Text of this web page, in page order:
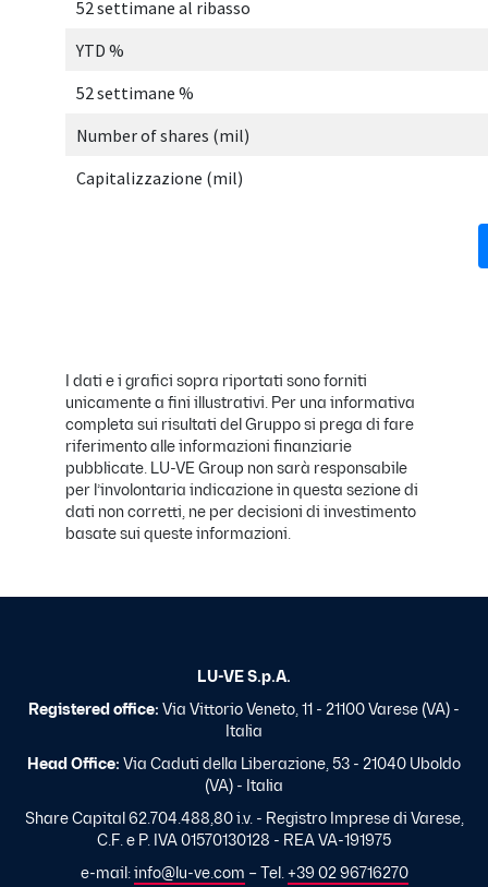
I dati e i grafici sopra riportati sono forniti
unicamente a fini illustrativi. Per una informativa
completa sui risultati del Gruppo si prega di fare
riferimento alle informazioni finanziarie
pubblicate. LU-VE Group non sarà responsabile
per l’involontaria indicazione in questa sezione di
dati non corretti, ne per decisioni di investimento
basate sui queste informazioni.
LU-VE S.p.A.
Registered office: Via Vittorio Veneto, 11 - 21100 Varese (VA) -
Italia
Head Office: Via Caduti della Liberazione, 53 - 21040 Uboldo
(VA) - Italia
Share Capital 62.704.488,80 i.v. - Registro Imprese di Varese,
C.F. e P. IVA 01570130128 - REA VA-191975
e-mail: info@lu-ve.com – Tel. +39 02 96716270